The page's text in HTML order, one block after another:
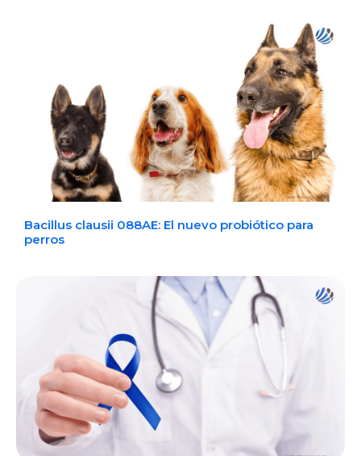
Bacillus clausii 088AE: El nuevo probiótico para
perros